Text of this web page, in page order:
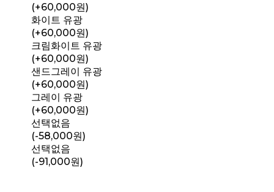
(+60,000원)
화이트 유광
(+60,000원)
크림화이트 유광
(+60,000원)
샌드그레이 유광
(+60,000원)
그레이 유광
(+60,000원)
선택없음
(-58,000원)
선택없음
(-91,000원)